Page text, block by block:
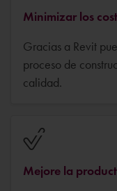
Minimizar los
Gracias a Revit
proceso de
calidad.
Mejore la